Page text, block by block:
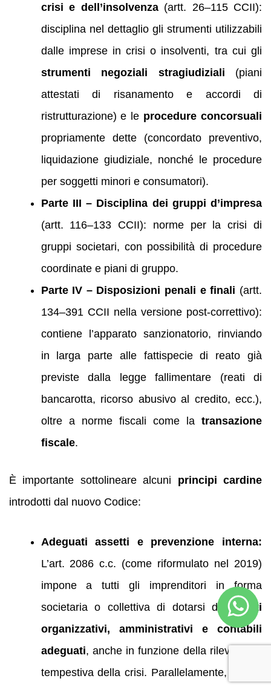
crisi e dell’insolvenza(artt. 26–115 CCII):
disciplina nel dettaglio gli strumenti utilizzabili
dalle imprese in crisi o insolventi, tra cui gli
strumenti negoziali stragiudiziali (piani
attestati di risanamento e accordi di
ristrutturazione) e le procedure concorsuali
propriamente dette (concordato preventivo,
liquidazione giudiziale, nonché le procedure
per soggetti minori e consumatori).
Parte III – Disciplina dei gruppi d’impresa
(artt. 116–133 CCII): norme per la crisi di
gruppi societari, con possibilità di procedure
coordinate e piani di gruppo.
Parte IV – Disposizioni penali e finali (artt.
134–391 CCII nella versione post-correttivo):
contiene l’apparato sanzionatorio, rinviando
in larga parte alle fattispecie di reato già
previste dalla legge fallimentare (reati di
bancarotta, ricorso abusivo al credito, ecc.),
oltre a norme fiscali come la transazione
fiscale.
È importante sottolineare alcuni principi cardine
introdotti dal nuovo Codice:
Adeguati assetti e prevenzione interna:
L’art. 2086 c.c. (come riformulato nel 2019)
impone a tutti gli imprenditori in forma
societaria o collettiva di dotarsi di assetti
organizzativi, amministrativi e contabili
adeguati, anche in funzione della rilevazione
tempestiva della crisi. Parallelamente, l’art. 3